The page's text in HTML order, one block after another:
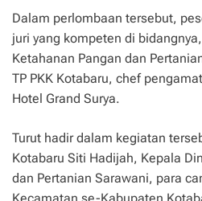
Dalam perlombaan tersebut,
juri yang kompeten di
Ketahanan Pangan dan
TP PKK Kotabaru, chef
Hotel Grand Surya.
Turut hadir dalam kegiatan
Kotabaru Siti Hadijah, Kepala
dan Pertanian Sarawani, para